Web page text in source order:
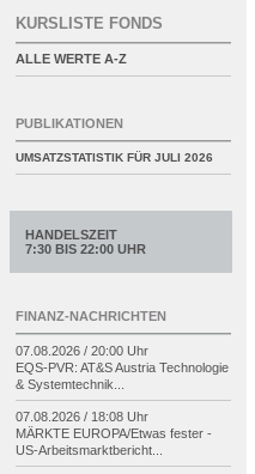
KURSLISTE FONDS
ALLE WERTE A-Z
PUBLIKATIONEN
UMSATZSTATISTIK FÜR JULI 2026
HANDELSZEIT
7:30 BIS 22:00 UHR
FINANZ-NACHRICHTEN
07.08.2026 / 20:00 Uhr
EQS-PVR: AT&S Austria Technologie
& Systemtechnik...
07.08.2026 / 18:08 Uhr
MÄRKTE EUROPA/Etwas fester -
US-Arbeitsmarktbericht...